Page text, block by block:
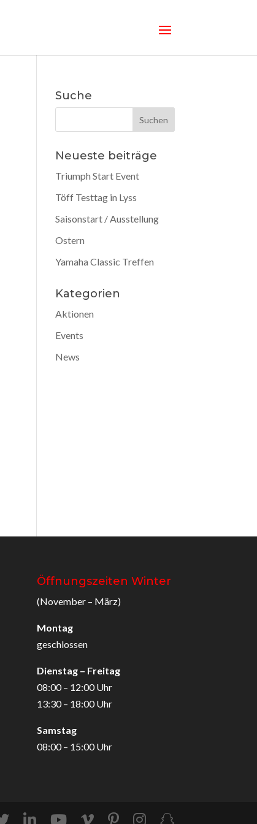
Suche
Neueste beiträge
Triumph Start Event
Töff Testtag in Lyss
Saisonstart / Ausstellung
Ostern
Yamaha Classic Treffen
Kategorien
Aktionen
Events
News
Öffnungszeiten Winter
(November – März)
Montag
geschlossen
Dienstag – Freitag
08:00 – 12:00 Uhr
13:30 – 18:00 Uhr
Samstag
08:00 – 15:00 Uhr